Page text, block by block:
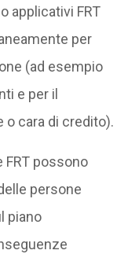
applicativi FRT
per
(ad esempio
e per il
cara di credito).
FRT possono
persone
piano